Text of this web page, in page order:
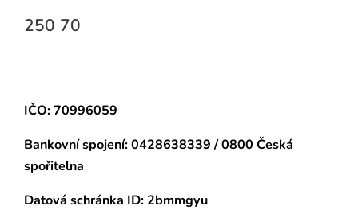
250 70
IČO: 70996059
Bankovní spojení:0428638339 / 0800 Česká
spořitelna
Datová schránka ID: 2bmmgyu